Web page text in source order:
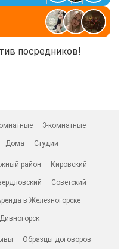
посредников!
3-комнатные
Дома Студии
район Кировский
Советский
в Железногорске
Дивногорск
Образцы договоров